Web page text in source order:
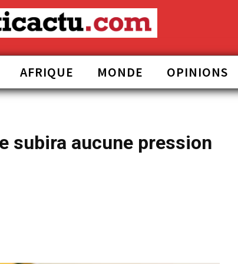
AFRIQUE MONDE OPINIONS
subira aucune pression